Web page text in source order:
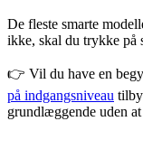
De fleste smarte
ikke, skal du trykke på
👉 Vil du have en
på indgangsniveau
grundlæggende uden